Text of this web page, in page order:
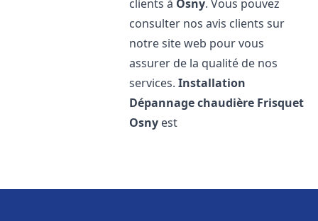
clients à Osny. Vous pouvez
consulter nos avis clients sur
notre site web pour vous
assurer de la qualité de nos
services.Installation
Dépannage chaudière Frisquet
Osny est